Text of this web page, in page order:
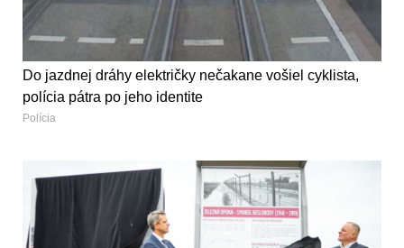
Do jazdnej dráhy električky nečakane vošiel cyklista,
polícia pátra po jeho identite
Polícia